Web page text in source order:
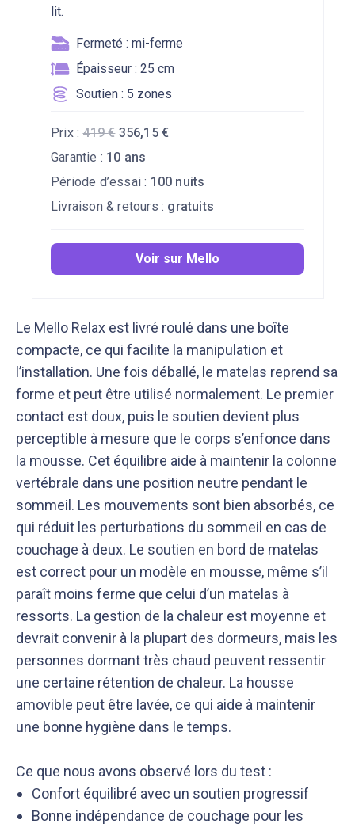
lit.
Fermeté : mi-ferme
Épaisseur : 25 cm
Soutien : 5 zones
Prix : 419€ 356,15€
Période d’essai : 100 nuits
Garantie : 10 ans
Livraison & retours : gratuits
Voir sur Mello
Le Mello Relax est livré roulé dans une boîte
compacte, ce qui facilite la manipulation et
l’installation. Une fois déballé, le matelas reprend sa
forme et peut être utilisé normalement. Le premier
contact est doux, puis le soutien devient plus
perceptible à mesure que le corps s’enfonce dans
la mousse. Cet équilibre aide à maintenir la colonne
vertébrale dans une position neutre pendant le
sommeil. Les mouvements sont bien absorbés, ce
qui réduit les perturbations du sommeil en cas de
couchage à deux. Le soutien en bord de matelas
est correct pour un modèle en mousse, même s’il
paraît moins ferme que celui d’un matelas à
ressorts. La gestion de la chaleur est moyenne et
devrait convenir à la plupart des dormeurs, mais les
personnes dormant très chaud peuvent ressentir
une certaine rétention de chaleur. La housse
amovible peut être lavée, ce qui aide à maintenir
une bonne hygiène dans le temps.
Ce que nous avons observé lors du test :
Confort équilibré avec un soutien progressif
Bonne indépendance de couchage pour les